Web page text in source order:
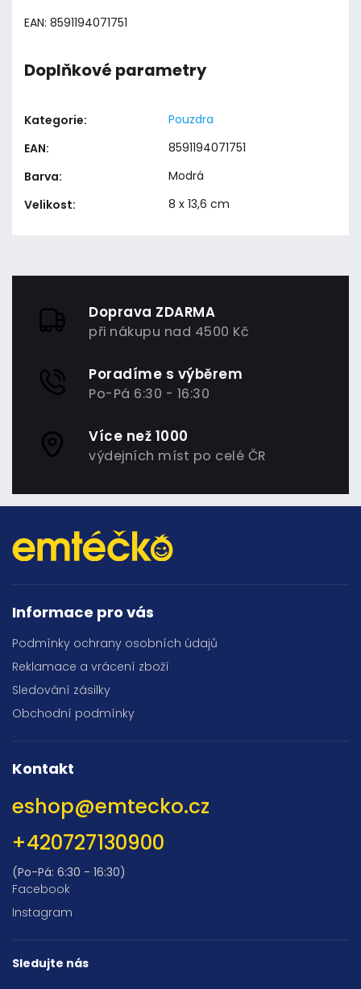
EAN: 8591194071751
Doplňkové parametry
Kategorie:
Pouzdra
EAN:
8591194071751
Barva:
Modrá
Velikost: 8 x 13,6 cm
Doprava ZDARMA
při nákupu nad 4500 Kč
Poradíme s výběrem
Po-Pá 6:30 - 16:30
Více než 1000
výdejních míst po celé ČR
Informace pro vás
Podmínky ochrany osobních údajů
Reklamace a vrácení zboží
Sledování zásilky
Obchodní podmínky
Kontakt
eshop@emtecko.cz
+420727130900
(Po-Pá: 6:30 - 16:30)
Facebook
Instagram
Sledujte nás